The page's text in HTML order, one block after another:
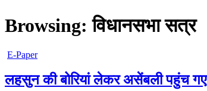
Browsing:विधानसभा सत्र
E-Paper
लहसुन की बोरियां लेकर असेंबली पहुंच